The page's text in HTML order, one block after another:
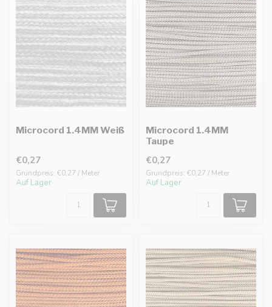
Microcord 1.4MM Weiß
€0,27
Grundpreis: €0,27 / Meter
Auf Lager
Microcord 1.4MM
Taupe
€0,27
Grundpreis: €0,27 / Meter
Auf Lager